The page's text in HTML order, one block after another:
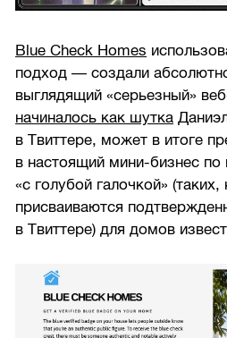
Blue Check Homes
подход — создали
выглядящий «серьезный»
начиналось как шутка
в Твиттере, может в итоге
в настоящий мини-бизнес
«с голубой галочкой»
присваиваются
в Твиттере) для домов